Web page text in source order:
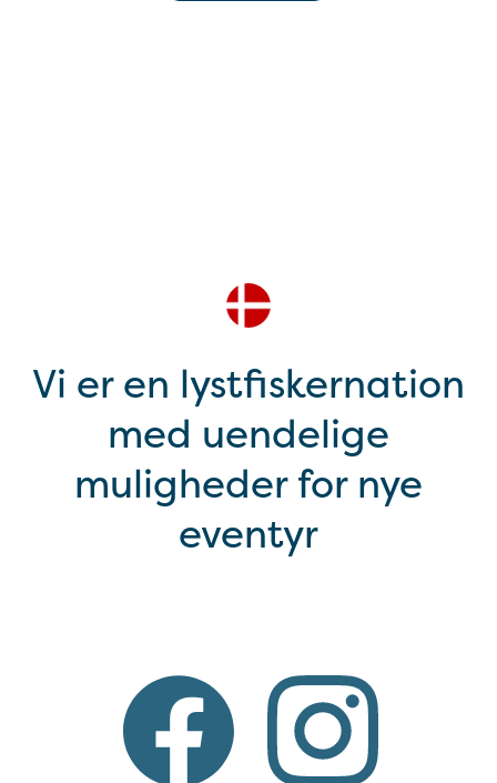
Vi er en lystfiskernation
med uendelige
muligheder for nye
eventyr